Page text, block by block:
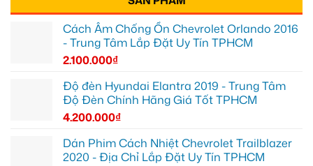
Cách Âm Chống Ồn Chevrolet Orlando 2016
- Trung Tâm Lắp Đặt Uy Tín TPHCM
2.100.000₫
Độ đèn Hyundai Elantra 2019 - Trung Tâm
Độ Đèn Chính Hãng Giá Tốt TPHCM
4.200.000₫
Dán Phim Cách Nhiệt Chevrolet Trailblazer
2020 - Địa Chỉ Lắp Đặt Uy Tín TPHCM